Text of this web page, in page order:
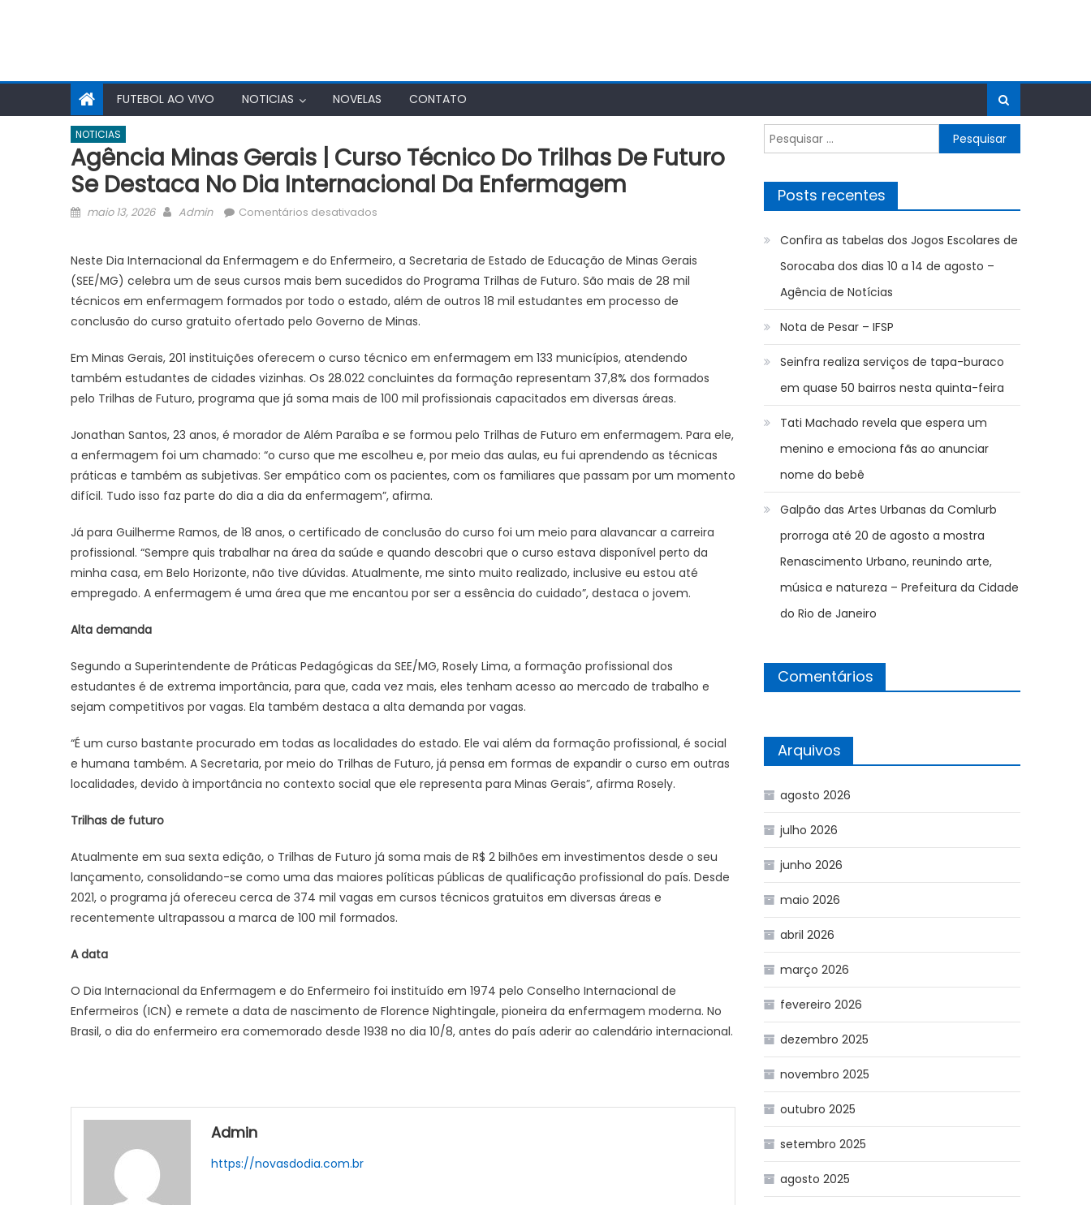
FUTEBOL AO VIVO NOTICIAS NOVELAS CONTATO
NOTICIAS
Agência Minas Gerais | Curso Técnico Do Trilhas De Futuro
Se Destaca No Dia Internacional Da Enfermagem
Posted
maio 13, 2026 Author
Admin Comentários desativados
Gerais
|
Curso
técnico
Trilhas
de
Futuro
destaca
no
Dia
Internacional
Enfermagem
Neste Dia Internacional da Enfermagem e do Enfermeiro, a Secretaria de Estado de Educação de Minas Gerais
(SEE/MG) celebra um de seus cursos mais bem sucedidos do Programa Trilhas de Futuro. São mais de 28 mil
técnicos em enfermagem formados por todo o estado, além de outros 18 mil estudantes em processo de
conclusão do curso gratuito ofertado pelo Governo de Minas.
Em Minas Gerais, 201 instituições oferecem o curso técnico em enfermagem em 133 municípios, atendendo
também estudantes de cidades vizinhas. Os 28.022 concluintes da formação representam 37,8% dos formados
pelo Trilhas de Futuro, programa que já soma mais de 100 mil profissionais capacitados em diversas áreas.
Jonathan Santos, 23 anos, é morador de Além Paraíba e se formou pelo Trilhas de Futuro em enfermagem. Para ele,
a enfermagem foi um chamado: “o curso que me escolheu e, por meio das aulas, eu fui aprendendo as técnicas
práticas e também as subjetivas. Ser empático com os pacientes, com os familiares que passam por um momento
difícil. Tudo isso faz parte do dia a dia da enfermagem”, afirma.
Já para Guilherme Ramos, de 18 anos, o certificado de conclusão do curso foi um meio para alavancar a carreira
profissional. “Sempre quis trabalhar na área da saúde e quando descobri que o curso estava disponível perto da
minha casa, em Belo Horizonte, não tive dúvidas. Atualmente, me sinto muito realizado, inclusive eu estou até
empregado. A enfermagem é uma área que me encantou por ser a essência do cuidado”, destaca o jovem.
Alta demanda
Segundo a Superintendente de Práticas Pedagógicas da SEE/MG, Rosely Lima, a formação profissional dos
estudantes é de extrema importância, para que, cada vez mais, eles tenham acesso ao mercado de trabalho e
sejam competitivos por vagas. Ela também destaca a alta demanda por vagas.
“É um curso bastante procurado em todas as localidades do estado. Ele vai além da formação profissional, é social
e humana também. A Secretaria, por meio do Trilhas de Futuro, já pensa em formas de expandir o curso em outras
localidades, devido à importância no contexto social que ele representa para Minas Gerais”, afirma Rosely.
Trilhas de futuro
Atualmente em sua sexta edição, o Trilhas de Futuro já soma mais de R$ 2 bilhões em investimentos desde o seu
lançamento, consolidando-se como uma das maiores políticas públicas de qualificação profissional do país. Desde
2021, o programa já ofereceu cerca de 374 mil vagas em cursos técnicos gratuitos em diversas áreas e
recentemente ultrapassou a marca de 100 mil formados.
A data
O Dia Internacional da Enfermagem e do Enfermeiro foi instituído em 1974 pelo Conselho Internacional de
Enfermeiros (ICN) e remete a data de nascimento de Florence Nightingale, pioneira da enfermagem moderna. No
Brasil, o dia do enfermeiro era comemorado desde 1938 no dia 10/8, antes do país aderir ao calendário internacional.
Admin
https://novasdodia.com.br
Pesquisar
por:
Posts recentes
Confira as tabelas dos Jogos Escolares de
Sorocaba dos dias 10 a 14 de agosto –
Agência de Notícias
Nota de Pesar – IFSP
Seinfra realiza serviços de tapa-buraco
em quase 50 bairros nesta quinta-feira
Tati Machado revela que espera um
menino e emociona fãs ao anunciar
nome do bebê
Galpão das Artes Urbanas da Comlurb
prorroga até 20 de agosto a mostra
Renascimento Urbano, reunindo arte,
música e natureza – Prefeitura da Cidade
do Rio de Janeiro
Comentários
Arquivos
agosto 2026
julho 2026
junho 2026
maio 2026
abril 2026
março 2026
fevereiro 2026
dezembro 2025
novembro 2025
outubro 2025
setembro 2025
agosto 2025